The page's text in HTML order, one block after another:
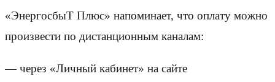
«ЭнергосбыТ Плюс» напоминает, что оплату можно
произвести по дистанционным каналам:
— через «Личный кабинет» на сайте